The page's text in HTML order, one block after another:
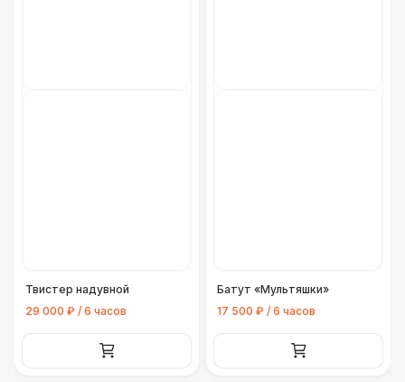
Твистер надувной
29 000 ₽ / 6 часов
Батут «Мультяшки»
17 500 ₽ / 6 часов